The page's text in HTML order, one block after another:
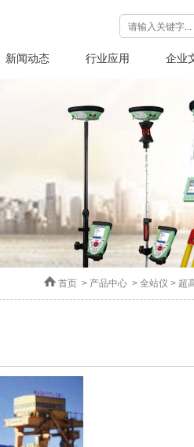
新闻动态 行业应用 企业
首页 > 产品中心 > 全站仪 > 超